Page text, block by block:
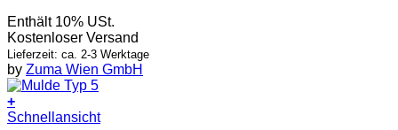
Enthält 10% USt.
Kostenloser Versand
Lieferzeit: ca. 2-3 Werktage
by Zuma Wien GmbH
+
Schnellansicht